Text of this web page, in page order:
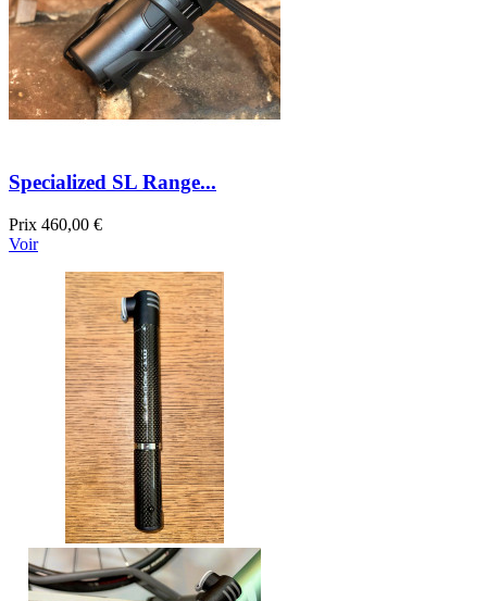
Specialized SL Range...
Prix 460,00 €
Voir